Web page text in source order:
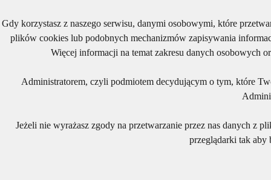
Gdy korzystasz z naszego serwisu, danymi osobowymi, które
plików cookies lub podobnych mechanizmów zapisywania
Więcej informacji na temat zakresu danych osobowych
Administratorem, czyli podmiotem decydującym o tym, które
Jeżeli nie wyrażasz zgody na przetwarzanie przez nas danych z
przeglądarki tak aby